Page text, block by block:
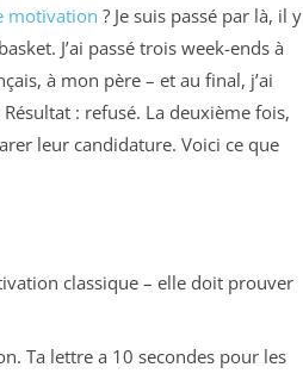
motivation ? Je suis passé par là, il y
J’ai passé trois week-ends à
à mon père – et au final, j’ai
: refusé. La deuxième fois,
leur candidature. Voici ce que
classique – elle doit prouver
Ta lettre a 10 secondes pour les